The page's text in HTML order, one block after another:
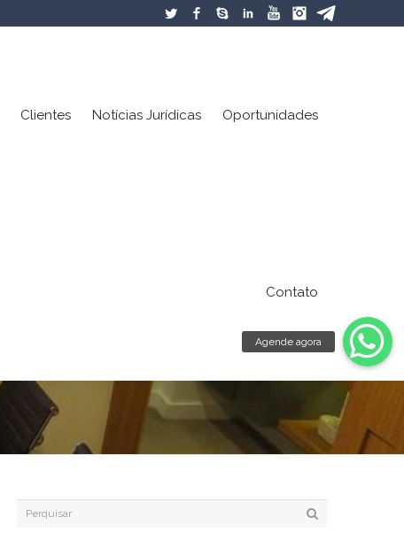
TwitterFacebook
SkypeLinkedInYouTubeInstagram
Clientes Notícias Jurídicas Oportunidades
Contato